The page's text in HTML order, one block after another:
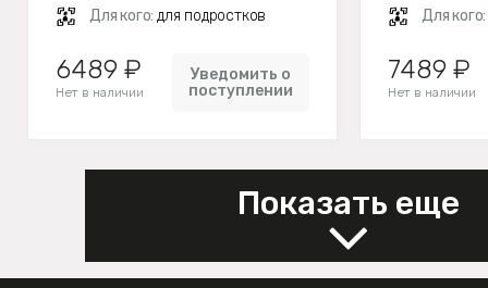
Для кого: для подростков
6489 ₽
Нет в наличии
Уведомить о
поступлении
Для кого:
7489 ₽
Нет в наличии
Показать еще